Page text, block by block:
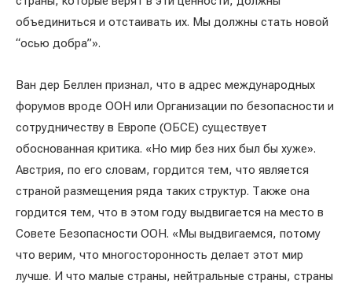
объединиться и отстаивать их. Мы должны стать новой
“осью добра”».
Ван дер Беллен признал, что в адрес международных
форумов вроде ООН или Организации по безопасности и
сотрудничеству в Европе (ОБСЕ) существует
обоснованная критика. «Но мир без них был бы хуже».
Австрия, по его словам, гордится тем, что является
страной размещения ряда таких структур. Также она
гордится тем, что в этом году выдвигается на место в
Совете Безопасности ООН. «Мы выдвигаемся, потому
что верим, что многосторонность делает этот мир
лучше. И что малые страны, нейтральные страны, страны